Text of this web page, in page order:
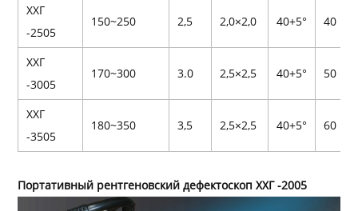
ХХГ
-2505
150~250 2,5 2,0×2,0 40+5° 40
ХХГ
-3005
170~300 3.0 2,5×2,5 40+5° 50
ХХГ
-3505
180~350 3,5 2,5×2,5 40+5° 60
Портативный рентгеновский дефектоскоп ХХГ -2005